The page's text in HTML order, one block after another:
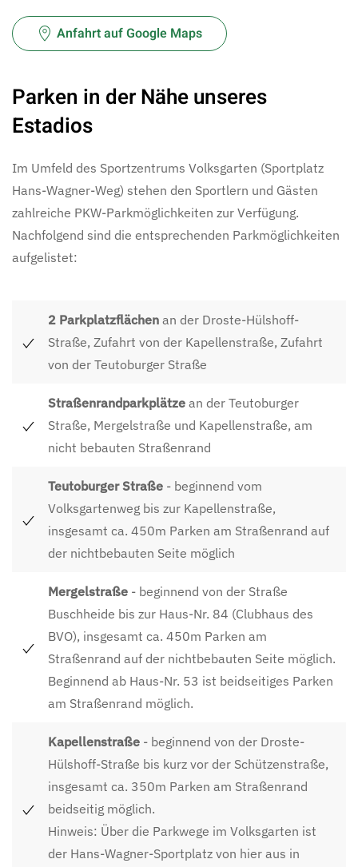
Anfahrt auf Google Maps
Parken in der Nähe unseres
Estadios
Im Umfeld des Sportzentrums Volksgarten (Sportplatz
Hans-Wagner-Weg) stehen den Sportlern und Gästen
zahlreiche PKW-Parkmöglichkeiten zur Verfügung.
Nachfolgend sind die entsprechenden Parkmöglichkeiten
aufgelistet:
2 Parkplatzflächen an der Droste-Hülshoff-
Straße, Zufahrt von der Kapellenstraße, Zufahrt
von der Teutoburger Straße
Straßenrandparkplätze an der Teutoburger
Straße, Mergelstraße und Kapellenstraße, am
nicht bebauten Straßenrand
Teutoburger Straße - beginnend vom
Volksgartenweg bis zur Kapellenstraße,
insgesamt ca. 450m Parken am Straßenrand auf
der nichtbebauten Seite möglich
Mergelstraße - beginnend von der Straße
Buschheide bis zur Haus-Nr. 84 (Clubhaus des
BVO), insgesamt ca. 450m Parken am
Straßenrand auf der nichtbebauten Seite möglich.
Beginnend ab Haus-Nr. 53 ist beidseitiges Parken
am Straßenrand möglich.
Kapellenstraße - beginnend von der Droste-
Hülshoff-Straße bis kurz vor der Schützenstraße,
insgesamt ca. 350m Parken am Straßenrand
beidseitig möglich.
Hinweis: Über die Parkwege im Volksgarten ist
der Hans-Wagner-Sportplatz von hier aus in